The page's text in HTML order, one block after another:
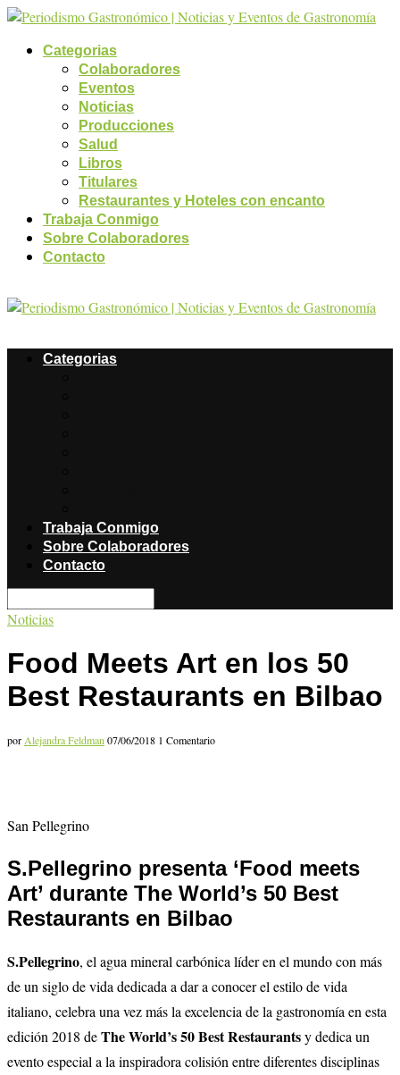
Categorias
Colaboradores
Eventos
Noticias
Producciones
Salud
Libros
Titulares
Restaurantes y Hoteles con encanto
Trabaja Conmigo
Sobre Colaboradores
Contacto
Categorias
Trabaja Conmigo
Sobre Colaboradores
Contacto
Noticias
Food Meets Art en los 50
Best Restaurants en Bilbao
por Alejandra Feldman 07/06/2018 1 Comentario
San Pellegrino
S.Pellegrino presenta ‘Food meets
Art’ durante The World’s 50 Best
Restaurants en Bilbao
S.Pellegrino, el agua mineral carbónica líder en el mundo con más
de un siglo de vida dedicada a dar a conocer el estilo de vida
italiano, celebra una vez más la excelencia de la gastronomía en esta
edición 2018 deThe World’s 50 Best Restaurantsy dedica un
evento especial a la inspiradora colisión entre diferentes disciplinas